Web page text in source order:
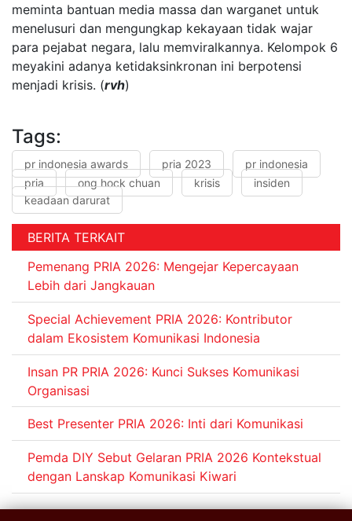
meminta bantuan media massa dan warganet untuk
menelusuri dan mengungkap kekayaan tidak wajar
para pejabat negara, lalu memviralkannya. Kelompok 6
meyakini adanya ketidaksinkronan ini berpotensi
menjadi krisis. (rvh)
Tags:
pr indonesia awards pria 2023
pr indonesia
pria
ong hock chuan krisis
insiden
keadaan darurat
BERITA TERKAIT
Pemenang PRIA 2026: Mengejar Kepercayaan
Lebih dari Jangkauan
Special Achievement PRIA 2026: Kontributor
dalam Ekosistem Komunikasi Indonesia
Insan PR PRIA 2026: Kunci Sukses Komunikasi
Organisasi
Best Presenter PRIA 2026: Inti dari Komunikasi
Pemda DIY Sebut Gelaran PRIA 2026 Kontekstual
dengan Lanskap Komunikasi Kiwari